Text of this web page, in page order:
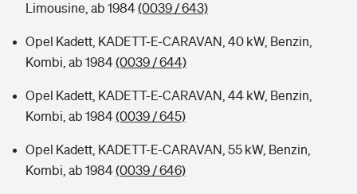
Limousine, ab 1984(0039 / 643)
Opel Kadett, KADETT-E-CARAVAN, 40 kW, Benzin,
Kombi, ab 1984(0039 / 644)
Opel Kadett, KADETT-E-CARAVAN, 44 kW, Benzin,
Kombi, ab 1984(0039 / 645)
Opel Kadett, KADETT-E-CARAVAN, 55 kW, Benzin,
Kombi, ab 1984(0039 / 646)